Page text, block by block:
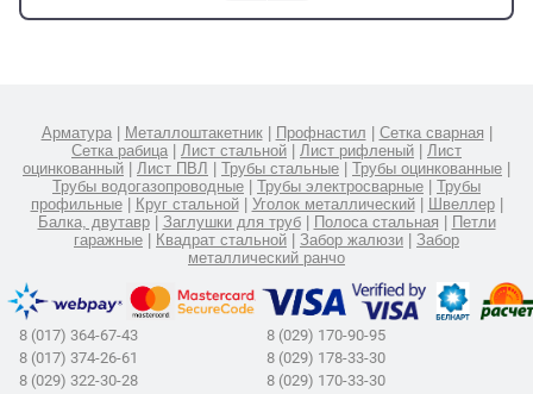
8 (017) 364-67-43
8 (017) 374-26-61
8 (029) 322-30-28
8 (029) 170-90-95
8 (029) 178-33-30
8 (029) 170-33-30
Арматура| Металлоштакетник| Профнастил | Сетка сварная |
Сетка рабица | Лист стальной | Лист рифленый | Лист
оцинкованный | Лист ПВЛ | Трубы стальные | Трубы оцинкованные |
Трубы водогазопроводные | Трубы электросварные | Трубы
профильные| Круг стальной| Уголок металлический| Швеллер|
Балка, двутавр| Заглушки для труб| Полоса стальная | Петли
гаражные | Квадрат стальной | Забор жалюзи | Забор
металлический ранчо